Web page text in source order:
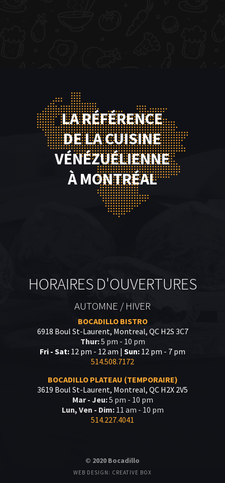
LA RÉFÉRENCE
DE LA CUISINE
VÉNÉZUÉLIENNE
À MONTRÉAL
HORAIRES D'OUVERTURES
AUTOMNE / HIVER
BOCADILLO BISTRO
6918 Boul St-Laurent, Montreal, QC H2S 3C7
Thur:5 pm - 10 pm
Fri - Sat: 12 pm - 12 am | Sun: 12 pm - 7 pm
514.508.7172
BOCADILLO PLATEAU (TEMPORAIRE)
3619 Boul St-Laurent, Montreal, QC H2X 2V5
Mar - Jeu:5 pm - 10 pm
Lun, Ven - Dim:11 am - 10 pm
514.227.4041
© 2020 Bocadillo
WEB DESIGN: CREATIVE BOX